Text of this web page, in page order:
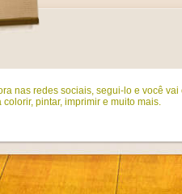
nas redes sociais, segui-lo e você
pintar, imprimir e muito mais.